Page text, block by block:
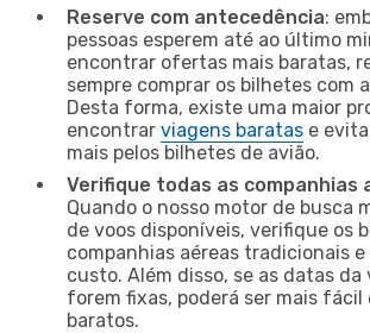
Reserve com antecedência:
pessoas esperem até ao último
encontrar ofertas mais baratas,
sempre comprar os bilhetes com
Desta forma, existe uma maior
encontrar viagens baratas e
mais pelos bilhetes de avião.
Verifique todas as companhias
Quando o nosso motor de busca
de voos disponíveis, verifique os
companhias aéreas tradicionais e
custo. Além disso, se as datas da
forem fixas, poderá ser mais
baratos.